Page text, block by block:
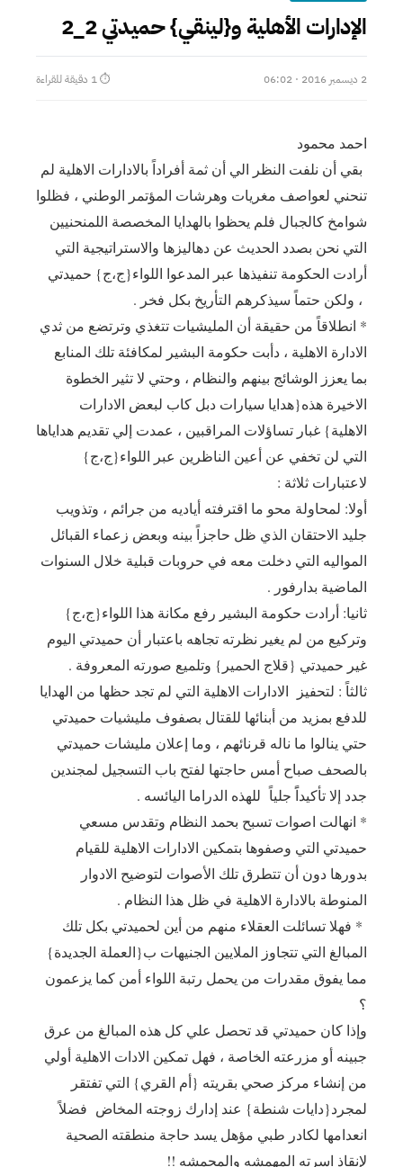
الإدارات الأهلية و{لينقي} حميدتي 2_2
2 ديسمبر 2016 · 06:02 ⏱ 1 دقيقة للقراءة
احمد محمود
بقي أن نلفت النظر الي أن ثمة أفراداً بالادارات الاهلية لم
تنحني لعواصف مغريات وهرشات المؤتمر الوطني ، فظلوا
شوامخ كالجبال فلم يحظوا بالهدايا المخصصة اللمنحنيين
التي نحن بصدد الحديث عن دهاليزها والاستراتيجية التي
أرادت الحكومة تنفيذها عبر المدعوا اللواء{ج،ج} حميدتي
، ولكن حتماً سيذكرهم التأريخ بكل فخر .
* انطلاقاً من حقيقة أن المليشيات تتغذي وترتضع من ثدي
الادارة الاهلية ، دأبت حكومة البشير لمكافئة تلك المنابع
بما يعزز الوشائج بينهم والنظام ، وحتي لا تثير الخطوة
الاخيرة هذه{هدايا سيارات دبل كاب لبعض الادارات
الاهلية} غبار تساؤلات المراقبين ، عمدت إلي تقديم هداياها
التي لن تخفي عن أعين الناظرين عبر اللواء{ج،ج}
لاعتبارات ثلاثة :
أولا: لمحاولة محو ما اقترفته أياديه من جرائم ، وتذويب
جليد الاحتقان الذي ظل حاجزاً بينه وبعض زعماء القبائل
المواليه التي دخلت معه في حروبات قبلية خلال السنوات
الماضية بدارفور .
ثانيا: أرادت حكومة البشير رفع مكانة هذا اللواء{ج،ج}
وتركيع من لم يغير نظرته تجاهه باعتبار أن حميدتي اليوم
غير حميدتي {قلاج الحمير} وتلميع صورته المعروفة .
ثالثاً : لتحفيز الادارات الاهلية التي لم تجد حظها من الهدايا
للدفع بمزيد من أبنائها للقتال بصفوف مليشيات حميدتي
حتي ينالوا ما ناله قرنائهم ، وما إعلان مليشات حميدتي
بالصحف صباح أمس حاجتها لفتح باب التسجيل لمجندين
جدد إلا تأكيداًَ جلياً للهذه الدراما اليائسه .
* انهالت اصوات تسبح بحمد النظام وتقدس مسعي
حميدتي التي وصفوها بتمكين الادارات الاهلية للقيام
بدورها دون أن تتطرق تلك الأصوات لتوضيح الادوار
المنوطة بالادارة الاهلية في ظل هذا النظام .
* فهلا تسائلت العقلاء منهم من أين لحميدتي بكل تلك
المبالغ التي تتجاوز الملايين الجنيهات ب{العملة الجديدة}
مما يفوق مقدرات من يحمل رتبة اللواء أمن كما يزعمون
؟
وإذا كان حميدتي قد تحصل علي كل هذه المبالغ من عرق
جبينه أو مزرعته الخاصة ، فهل تمكين الادات الاهلية أولي
من إنشاء مركز صحي بقريته {أم القري} التي تفتقر
لمجرد{دايات شنطة} عند إدارك زوجته المخاض فضلاً
انعدامها لكادر طبي مؤهل يسد حاجة منطقته الصحية
لإنقاذ اسرته المهمشه والمحمشه !!